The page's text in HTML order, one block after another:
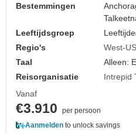
Bestemmingen
Leeftijdsgroep
Regio's
West-
Taal
Alleen:
Reisorganisatie
Intrepid
Vanaf
€3.910
per persoon
Aanmelden to unlock savings